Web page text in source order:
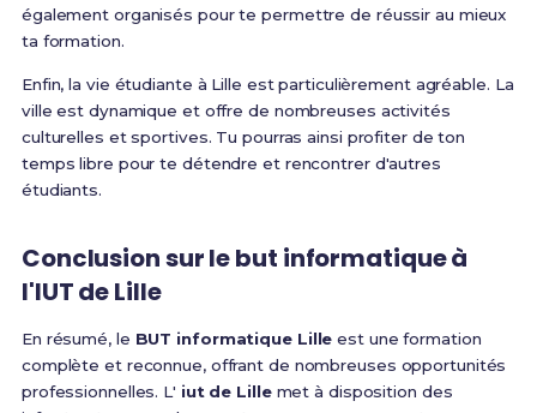
également organisés pour te permettre de réussir au mieux
ta formation.
Enfin, la vie étudiante à Lille est particulièrement agréable. La
ville est dynamique et offre de nombreuses activités
culturelles et sportives. Tu pourras ainsi profiter de ton
temps libre pour te détendre et rencontrer d'autres
étudiants.
Conclusion sur le but informatique à
l'IUT de Lille
En résumé, le BUT informatique Lille est une formation
complète et reconnue, offrant de nombreuses opportunités
professionnelles. L' iut de Lillemet à disposition des